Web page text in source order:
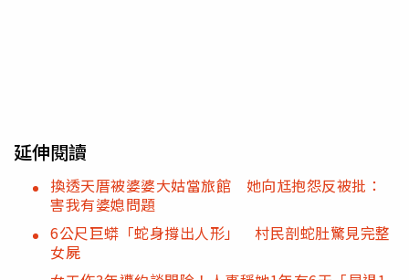
延伸閱讀
換透天厝被婆婆大姑當旅館 她向尪抱怨反被批：
害我有婆媳問題
6公尺巨蟒「蛇身撐出人形」 村民剖蛇肚驚見完整
女屍